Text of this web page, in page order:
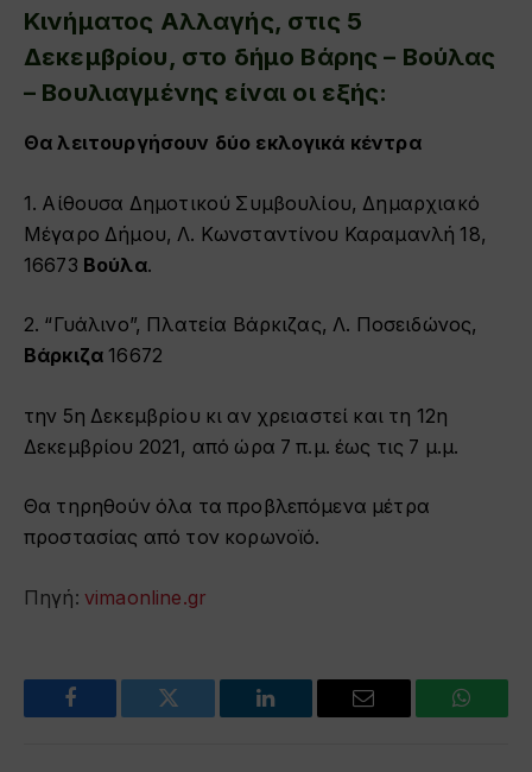
Κινήματος Αλλαγής, στις 5
Δεκεμβρίου, στο δήμο Βάρης – Βούλας
– Βουλιαγμένης είναι οι εξής:
Θα λειτουργήσουν δύο εκλογικά κέντρα
1. Αίθουσα Δημοτικού Συμβουλίου, Δημαρχιακό
Μέγαρο Δήμου, Λ. Κωνσταντίνου Καραμανλή 18,
16673 Βούλα.
2. “Γυάλινο”, Πλατεία Βάρκιζας, Λ. Ποσειδώνος,
Βάρκιζα 16672
την 5η Δεκεμβρίου κι αν χρειαστεί και τη 12η
Δεκεμβρίου 2021, από ώρα 7 π.μ. έως τις 7 μ.μ.
Θα τηρηθούν όλα τα προβλεπόμενα μέτρα
προστασίας από τον κορωνοϊό.
Πηγή: vimaonline.gr
Facebook Twitter LinkedIn Email